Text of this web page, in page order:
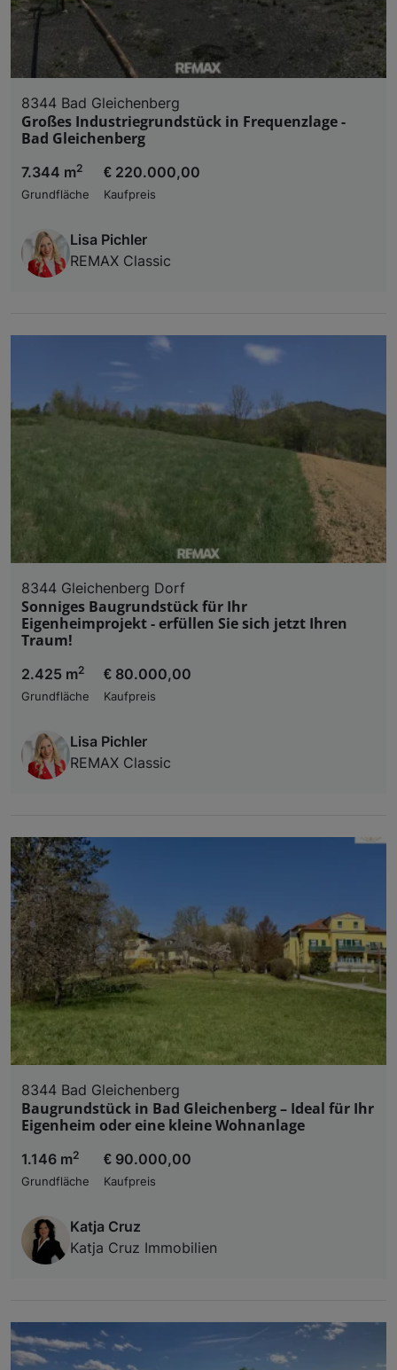
8344 Bad Gleichenberg
Großes Industriegrundstück in Frequenzlage -
Bad Gleichenberg
7.344 m2
Grundfläche
€ 220.000,00
Kaufpreis
Lisa Pichler
REMAX Classic
8344 Gleichenberg Dorf
Sonniges Baugrundstück für Ihr
Eigenheimprojekt - erfüllen Sie sich jetzt Ihren
Traum!
2.425 m2
Grundfläche
€ 80.000,00
Kaufpreis
Lisa Pichler
REMAX Classic
8344 Bad Gleichenberg
Baugrundstück in Bad Gleichenberg – Ideal für Ihr
Eigenheim oder eine kleine Wohnanlage
1.146 m2
Grundfläche
€ 90.000,00
Kaufpreis
Katja Cruz
Katja Cruz Immobilien